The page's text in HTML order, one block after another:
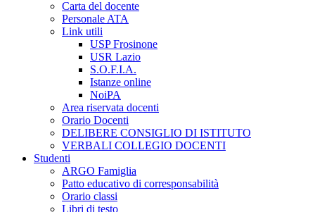
Carta del docente
Personale ATA
Link utili
USP Frosinone
USR Lazio
S.O.F.I.A.
Istanze online
NoiPA
Area riservata docenti
Orario Docenti
DELIBERE CONSIGLIO DI ISTITUTO
VERBALI COLLEGIO DOCENTI
Studenti
ARGO Famiglia
Patto educativo di corresponsabilità
Orario classi
Libri di testo